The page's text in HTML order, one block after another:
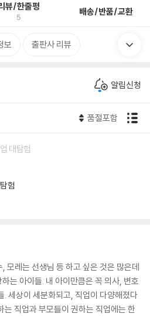
뷰/한줄평
5 배송/반품/교환
보 출판사 리뷰
알림신청
품절포함
대탐험
험
모레는 선생님 등 하고 싶은 것은 많은데
는 아이들. 내 아이만큼은 꼭 의사, 변호
. 세상이 세분화되고, 직업이 다양해졌다
직업과 부모들이 권하는 직업에는 한